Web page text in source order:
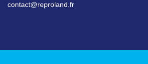
contact@reproland.fr